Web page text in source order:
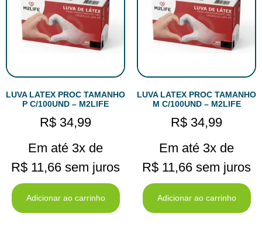
LUVA LATEX PROC TAMANHO
P C/100UND – M2LIFE
R$ 34,99
Em até 3x de
R$ 11,66 sem juros
Adicionar ao carrinho
LUVA LATEX PROC TAMANHO
M C/100UND – M2LIFE
R$ 34,99
Em até 3x de
R$ 11,66 sem juros
Adicionar ao carrinho